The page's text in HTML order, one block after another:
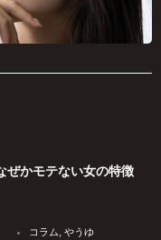
ぜかモテない女の特徴
コラム やうゆ
Page